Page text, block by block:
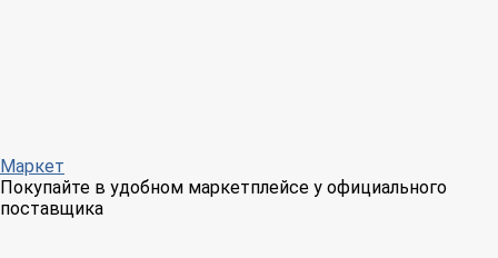
Маркет
Покупайте в удобном маркетплейсе у официального
поставщика